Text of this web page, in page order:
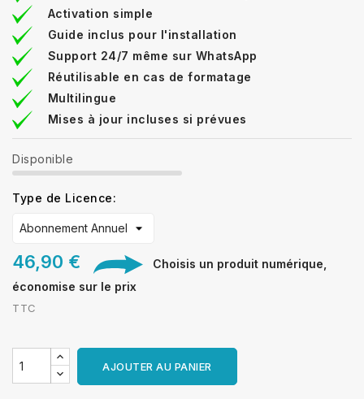
Activation simple
Guide inclus pour l'installation
Support 24/7 même sur WhatsApp
Réutilisable en cas de formatage
Multilingue
Mises à jour incluses si prévues
Disponible
Type de Licence:
46,90 €
Choisis un produit numérique,
économise sur le prix
TTC
AJOUTER AU PANIER